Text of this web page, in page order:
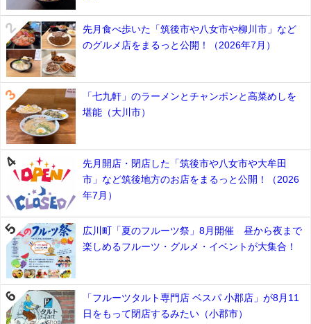
先月食べ歩いた「筑後市や八女市や柳川市」など
のグルメ店をまるっと公開！（2026年7月）
「七九軒」のラーメンとチャンポンと高菜めしを
堪能（大川市）
先月開店・閉店した「筑後市や八女市や大牟田
市」など筑後地方のお店をまるっと公開！（2026
年7月）
広川町「夏のフルーツ祭」8月開催 昼から夜まで
楽しめるフルーツ・グルメ・イベントが大集合！
「フルーツタルト専門店 ベスパ 小郡店」が8月11
日をもって閉店するみたい（小郡市）